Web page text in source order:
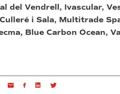
del Vendrell, Ivascular,
i Sala, Multitrade
Blue Carbon Ocean,
EmailFacebookLinkedin